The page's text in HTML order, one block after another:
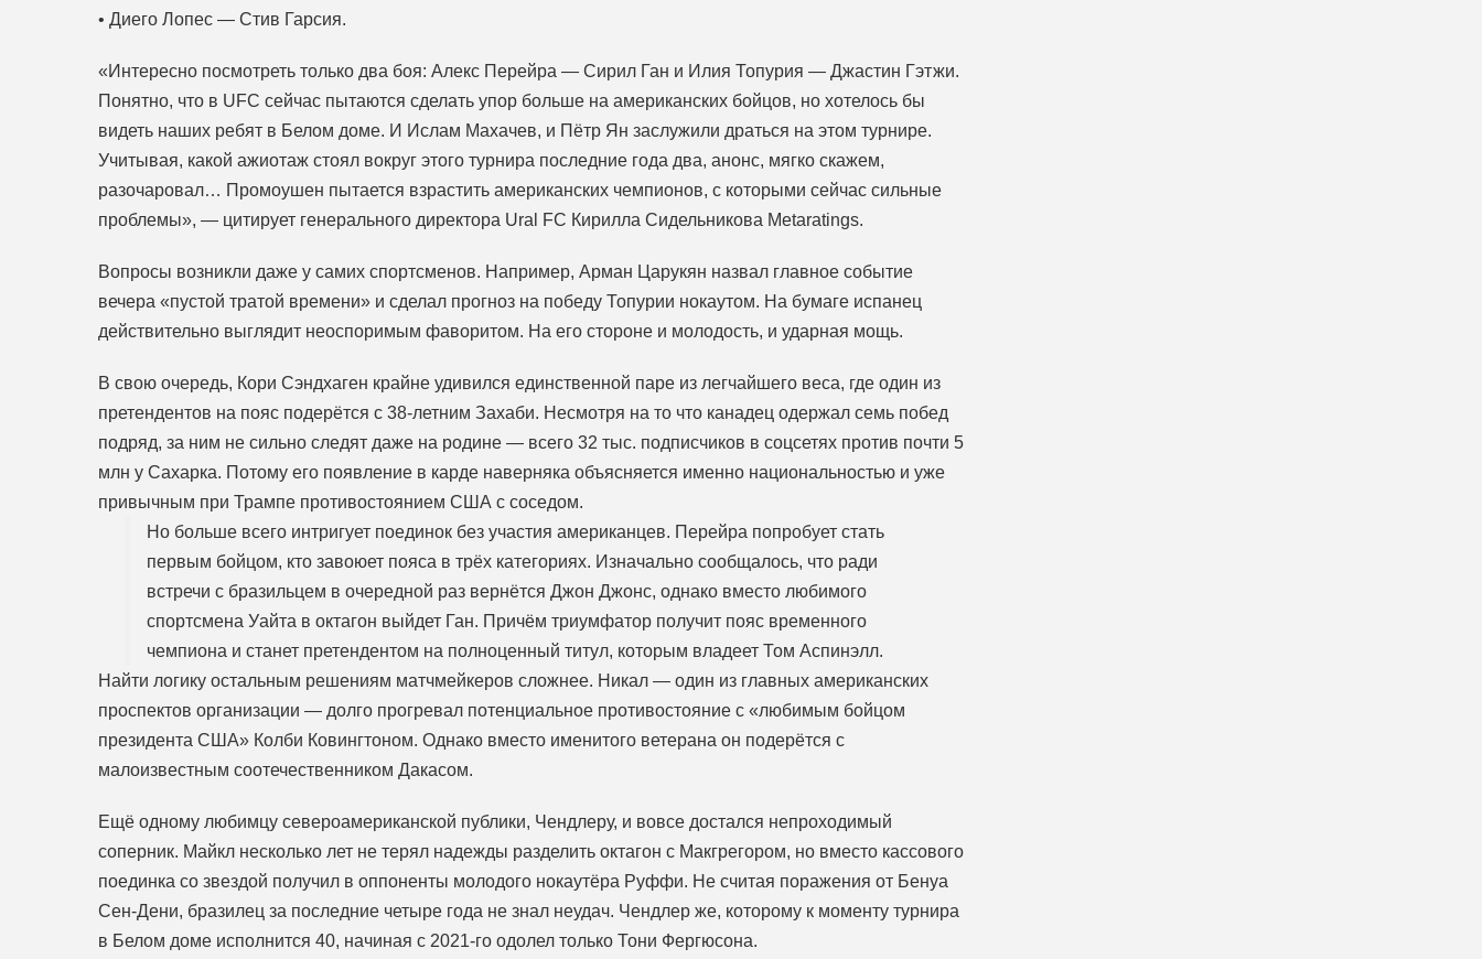
• Диего Лопес — Стив Гарсия.
«Интересно посмотреть только два боя: Алекс Перейра — Сирил Ган и Илия Топурия — Джастин Гэтжи.
Понятно, что в UFC сейчас пытаются сделать упор больше на американских бойцов, но хотелось бы
видеть наших ребят в Белом доме. И Ислам Махачев, и Пётр Ян заслужили драться на этом турнире.
Учитывая, какой ажиотаж стоял вокруг этого турнира последние года два, анонс, мягко скажем,
разочаровал… Промоушен пытается взрастить американских чемпионов, с которыми сейчас сильные
проблемы», — цитирует генерального директора Ural FC Кирилла Сидельникова Metaratings.
Вопросы возникли даже у самих спортсменов. Например, Арман Царукян назвал главное событие
вечера «пустой тратой времени» и сделал прогноз на победу Топурии нокаутом. На бумаге испанец
действительно выглядит неоспоримым фаворитом. На его стороне и молодость, и ударная мощь.
В свою очередь, Кори Сэндхаген крайне удивился единственной паре из легчайшего веса, где один из
претендентов на пояс подерётся с 38-летним Захаби. Несмотря на то что канадец одержал семь побед
подряд, за ним не сильно следят даже на родине — всего 32 тыс. подписчиков в соцсетях против почти 5
млн у Сахарка. Потому его появление в карде наверняка объясняется именно национальностью и уже
привычным при Трампе противостоянием США с соседом.
Но больше всего интригует поединок без участия американцев. Перейра попробует стать
первым бойцом, кто завоюет пояса в трёх категориях. Изначально сообщалось, что ради
встречи с бразильцем в очередной раз вернётся Джон Джонс, однако вместо любимого
спортсмена Уайта в октагон выйдет Ган. Причём триумфатор получит пояс временного
чемпиона и станет претендентом на полноценный титул, которым владеет Том Аспинэлл.
Найти логику остальным решениям матчмейкеров сложнее. Никал — один из главных американских
проспектов организации — долго прогревал потенциальное противостояние с «любимым бойцом
президента США» Колби Ковингтоном. Однако вместо именитого ветерана он подерётся с
малоизвестным соотечественником Дакасом.
Ещё одному любимцу североамериканской публики, Чендлеру, и вовсе достался непроходимый
соперник. Майкл несколько лет не терял надежды разделить октагон с Макгрегором, но вместо кассового
поединка со звездой получил в оппоненты молодого нокаутёра Руффи. Не считая поражения от Бенуа
Сен-Дени, бразилец за последние четыре года не знал неудач. Чендлер же, которому к моменту турнира
в Белом доме исполнится 40, начиная с 2021-го одолел только Тони Фергюсона.